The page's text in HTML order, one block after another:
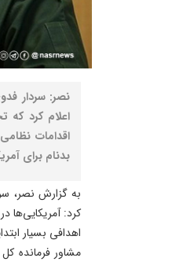
نصر: سردار
اعلام کرد که
اقدامات
بدنام برای
به گزارش نصر،
کرد: آمریکایی‌ها
اهدافی بسیار
مشاور فرمانده